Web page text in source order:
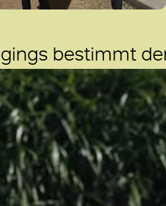
bestimmt